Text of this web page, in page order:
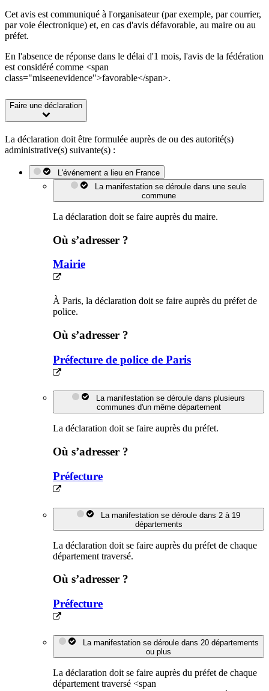
Cet avis est communiqué à l'organisateur (par exemple, par courrier,
par voie électronique) et, en cas d'avis défavorable, au maire ou au
préfet.
En l'absence de réponse dans le délai d'1 mois, l'avis de la fédération
est considéré comme <span
class="miseenevidence">favorable</span>.
Faire une déclaration
La déclaration doit être formulée auprès de ou des autorité(s)
administrative(s) suivante(s) :
L'événement a lieu en France
La manifestation se déroule dans une seule
commune
La déclaration doit se faire auprès du maire.
Où s’adresser ?
Mairie
À Paris, la déclaration doit se faire auprès du préfet de
police.
Où s’adresser ?
Préfecture de police de Paris
La manifestation se déroule dans plusieurs
communes d'un même département
La déclaration doit se faire auprès du préfet.
Où s’adresser ?
Préfecture
La manifestation se déroule dans 2 à 19
départements
La déclaration doit se faire auprès du préfet de chaque
département traversé.
Où s’adresser ?
Préfecture
La manifestation se déroule dans 20 départements
ou plus
La déclaration doit se faire auprès du préfet de chaque
département traversé <span